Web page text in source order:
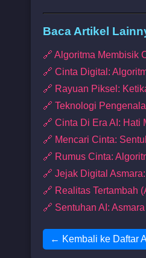
Baca Artikel
🔗 Algoritma Membisik
🔗 Cinta Digital:
🔗 Rayuan Piksel:
🔗 Teknologi
🔗 Cinta Di Era AI: Hati
🔗 Mencari Cinta:
🔗 Rumus Cinta:
🔗 Jejak Digital
🔗 Realitas Tertambah
🔗 Sentuhan AI:
← Kembali ke Daftar